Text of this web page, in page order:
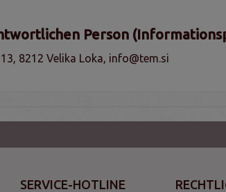
Person
8212 Velika Loka, info@tem.si
SERVICE-HOTLINE